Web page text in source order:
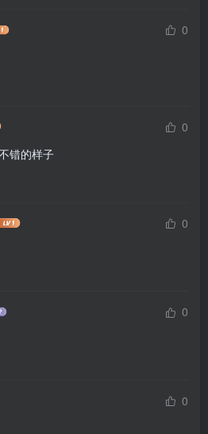
0
0
错的样子
0
0
0